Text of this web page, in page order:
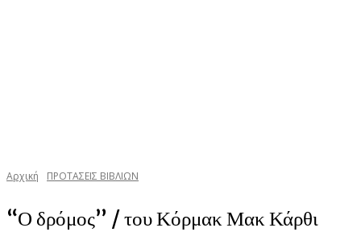
Αρχική ΠΡΟΤΑΣΕΙΣ ΒΙΒΛΙΩΝ
“Ο δρόμος” / του Κόρμακ Μακ Κάρθι